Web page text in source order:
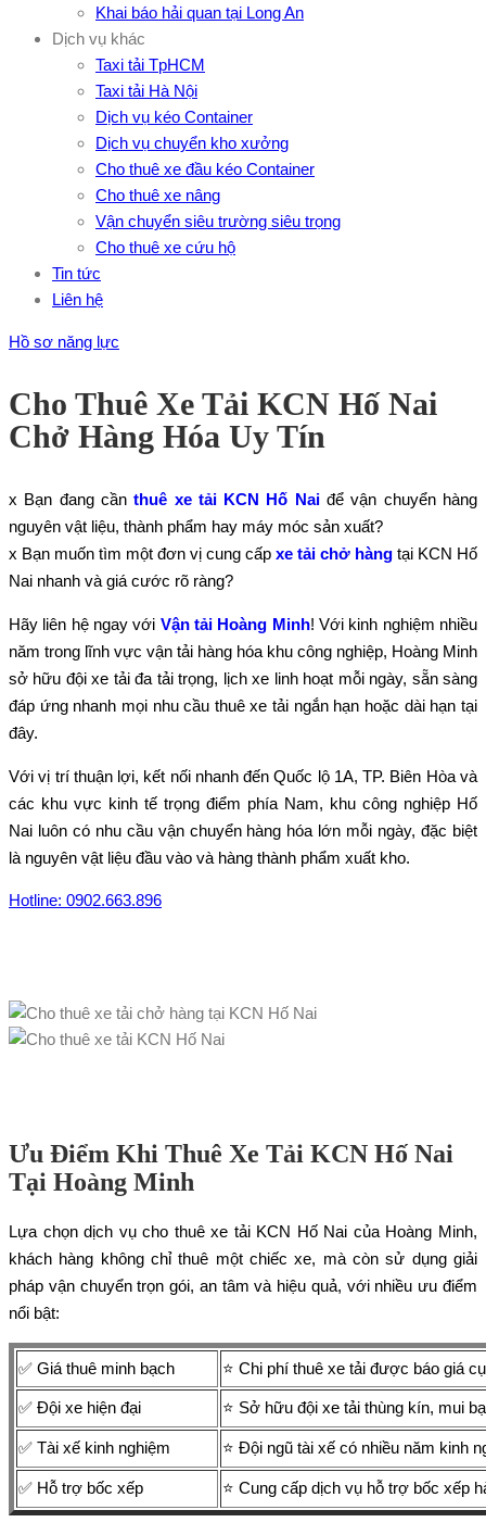
Khai báo hải quan tại Long An
Dịch vụ khác
Taxi tải TpHCM
Taxi tải Hà Nội
Dịch vụ kéo Container
Dịch vụ chuyển kho xưởng
Cho thuê xe đầu kéo Container
Cho thuê xe nâng
Vận chuyển siêu trường siêu trọng
Cho thuê xe cứu hộ
Tin tức
Liên hệ
Hồ sơ năng lực
Cho Thuê Xe Tải KCN Hố Nai
Chở Hàng Hóa Uy Tín
x Bạn đang cầnthuê xe tải KCN Hố Naiđể vận chuyển hàng
nguyên vật liệu, thành phẩm hay máy móc sản xuất?
x Bạn muốn tìm một đơn vị cung cấp xe tải chở hàng tại KCN Hố
Nai nhanh và giá cước rõ ràng?
Hãy liên hệ ngay với Vận tải Hoàng Minh! Với kinh nghiệm nhiều
năm trong lĩnh vực vận tải hàng hóa khu công nghiệp, Hoàng Minh
sở hữu đội xe tải đa tải trọng, lịch xe linh hoạt mỗi ngày, sẵn sàng
đáp ứng nhanh mọi nhu cầu thuê xe tải ngắn hạn hoặc dài hạn tại
đây.
Với vị trí thuận lợi, kết nối nhanh đến Quốc lộ 1A, TP. Biên Hòa và
các khu vực kinh tế trọng điểm phía Nam, khu công nghiệp Hố
Nai luôn có nhu cầu vận chuyển hàng hóa lớn mỗi ngày, đặc biệt
là nguyên vật liệu đầu vào và hàng thành phẩm xuất kho.
Hotline: 0902.663.896
Ưu Điểm Khi Thuê Xe Tải KCN Hố Nai
Tại Hoàng Minh
Lựa chọn dịch vụ cho thuê xe tải KCN Hố Nai của Hoàng Minh,
khách hàng không chỉ thuê một chiếc xe, mà còn sử dụng giải
pháp vận chuyển trọn gói, an tâm và hiệu quả, với nhiều ưu điểm
nổi bật:
✅ Giá thuê minh bạch ⭐ Chi phí thuê xe tải được báo giá
✅ Đội xe hiện đại ⭐ Sở hữu đội xe tải thùng kín, mui
✅ Tài xế kinh nghiệm ⭐ Đội ngũ tài xế có nhiều năm kinh
✅ Hỗ trợ bốc xếp ⭐ Cung cấp dịch vụ hỗ trợ bốc xếp